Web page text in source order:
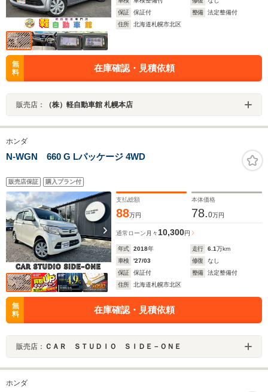
保証
保証付 整備
法定整備付
住所
北海道札幌市北区
無
料
在庫確認・見積依頼
販売店： （株）軽自動車館 札幌本店
ホンダ
N-WGN 660 G Lパッケージ 4WD
販売店保証 購入プラン付
支払総額
88万円
本体価格
78.0万円
通常ローン 月々 10,300円
年式 2018年 走行 6.1万km
車検
'27/03 修復
なし
保証
保証付 整備
法定整備付
住所
北海道札幌市北区
無
料
在庫確認・見積依頼
販売店： ＣＡＲ ＳＴＵＤＩＯ ＳＩＤＥ－ＯＮＥ
ホンダ